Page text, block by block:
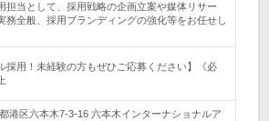
担当として、採用戦略の企画立案や媒体リサー
務全般、採用ブランディングの強化等をお任せし
採用！未経験の方もぜひご応募ください】《必
都港区六本木7-3-16 六本木インターナショナルア